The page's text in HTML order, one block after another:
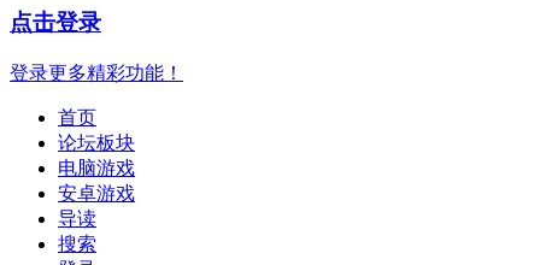
点击登录
登录更多精彩功能！
首页
论坛板块
电脑游戏
安卓游戏
导读
搜索